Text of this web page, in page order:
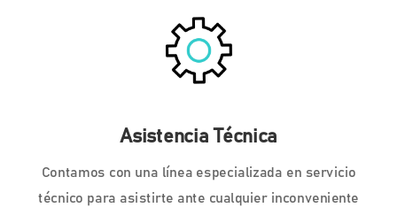
Asistencia Técnica
Contamos con una línea especializada en servicio
técnico para asistirte ante cualquier inconveniente